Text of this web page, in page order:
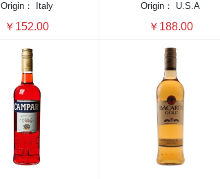
Origin：
Italy
￥152.00
Origin：
U.S.A
￥188.00